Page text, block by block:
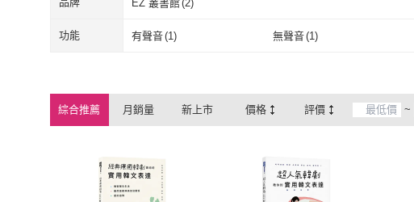
EZ 叢書館(2)
EZ 叢書館
功能 有聲音(1) 無聲音(1)
綜合推薦 月銷量 新上市 價格 評價 ~